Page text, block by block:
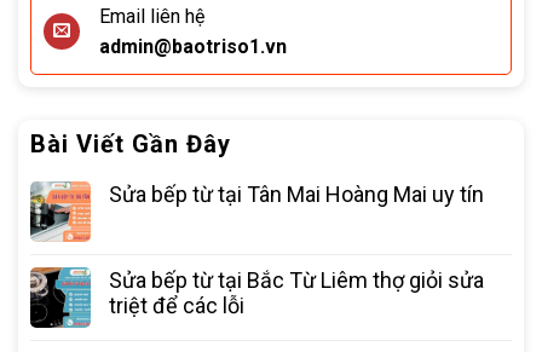
Email liên hệ
admin@baotriso1.vn
Bài Viết Gần Đây
Sửa bếp từ tại Tân Mai Hoàng Mai uy tín
Sửa bếp từ tại Bắc Từ Liêm thợ giỏi sửa
triệt để các lỗi